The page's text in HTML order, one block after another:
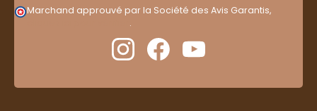
Marchand approuvé par la Société des Avis Garantis,
.